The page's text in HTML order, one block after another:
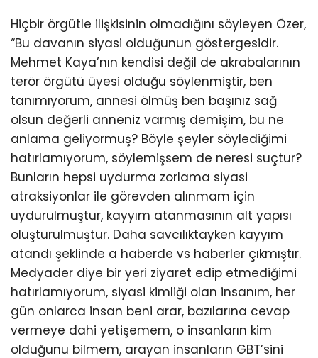
Hiçbir örgütle ilişkisinin olmadığını söyleyen Özer,
“Bu davanın siyasi olduğunun göstergesidir.
Mehmet Kaya’nın kendisi değil de akrabalarının
terör örgütü üyesi olduğu söylenmiştir, ben
tanımıyorum, annesi ölmüş ben başınız sağ
olsun değerli anneniz varmış demişim, bu ne
anlama geliyormuş? Böyle şeyler söylediğimi
hatırlamıyorum, söylemişsem de neresi suçtur?
Bunların hepsi uydurma zorlama siyasi
atraksiyonlar ile görevden alınmam için
uydurulmuştur, kayyım atanmasının alt yapısı
oluşturulmuştur. Daha savcılıktayken kayyım
atandı şeklinde a haberde vs haberler çıkmıştır.
Medyader diye bir yeri ziyaret edip etmediğimi
hatırlamıyorum, siyasi kimliği olan insanım, her
gün onlarca insan beni arar, bazılarına cevap
vermeye dahi yetişemem, o insanların kim
olduğunu bilmem, arayan insanların GBT’sini